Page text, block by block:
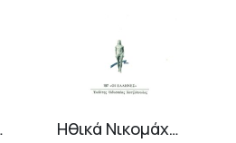
(Α-Δ) Ηθικά Νικομάχεια 2 (Ε-Η)